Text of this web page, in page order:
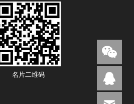
名片二维码